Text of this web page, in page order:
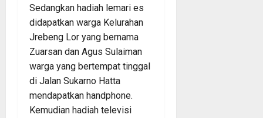
Sedangkan hadiah lemari es
didapatkan warga Kelurahan
Jrebeng Lor yang bernama
Zuarsan dan Agus Sulaiman
warga yang bertempat tinggal
di Jalan Sukarno Hatta
mendapatkan handphone.
Kemudian hadiah televisi